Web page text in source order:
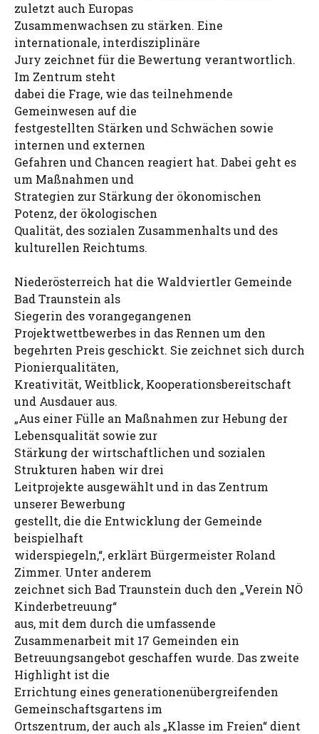
zuletzt auch Europas
Zusammenwachsen zu stärken. Eine
internationale, interdisziplinäre
Jury zeichnet für die Bewertung verantwortlich.
Im Zentrum steht
dabei die Frage, wie das teilnehmende
Gemeinwesen auf die
festgestellten Stärken und Schwächen sowie
internen und externen
Gefahren und Chancen reagiert hat. Dabei geht es
um Maßnahmen und
Strategien zur Stärkung der ökonomischen
Potenz, der ökologischen
Qualität, des sozialen Zusammenhalts und des
kulturellen Reichtums.
Niederösterreich hat die Waldviertler Gemeinde
Bad Traunstein als
Siegerin des vorangegangenen
Projektwettbewerbes in das Rennen um den
begehrten Preis geschickt. Sie zeichnet sich durch
Pionierqualitäten,
Kreativität, Weitblick, Kooperationsbereitschaft
und Ausdauer aus.
„Aus einer Fülle an Maßnahmen zur Hebung der
Lebensqualität sowie zur
Stärkung der wirtschaftlichen und sozialen
Strukturen haben wir drei
Leitprojekte ausgewählt und in das Zentrum
unserer Bewerbung
gestellt, die die Entwicklung der Gemeinde
beispielhaft
widerspiegeln,“, erklärt Bürgermeister Roland
Zimmer. Unter anderem
zeichnet sich Bad Traunstein duch den „Verein NÖ
Kinderbetreuung“
aus, mit dem durch die umfassende
Zusammenarbeit mit 17 Gemeinden ein
Betreuungsangebot geschaffen wurde. Das zweite
Highlight ist die
Errichtung eines generationenübergreifenden
Gemeinschaftsgartens im
Ortszentrum, der auch als „Klasse im Freien“ dient